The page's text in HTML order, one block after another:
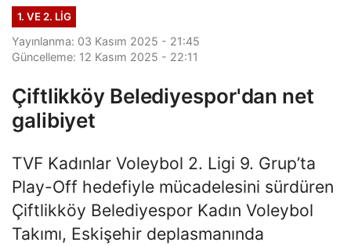
1. VE 2. LIG
Yayınlanma: 03 Kasım 2025 - 21:45
Güncelleme: 12 Kasım 2025 - 22:11
Çiftlikköy Belediyespor'dan net
galibiyet
TVF Kadınlar Voleybol 2. Ligi 9. Grup’ta
Play-Off hedefiyle mücadelesini sürdüren
Çiftlikköy Belediyespor Kadın Voleybol
Takımı, Eskişehir deplasmanında